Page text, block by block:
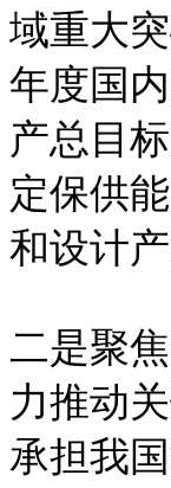
域重大
年度国
产总目
定保供
和设计
二是聚
力推动
承担我